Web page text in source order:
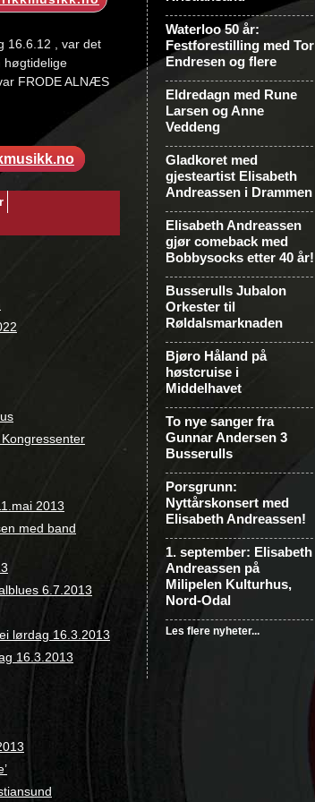
16.6.12 , var det
høgtidelige
FRODE ALNÆS
2013
med band
6.7.2013
lørdag 16.3.2013
16.3.2013
Waterloo 50 år:
Festforestilling med Tor
Endresen og flere
Eldredagn med Rune
Larsen og Anne
Veddeng
Gladkoret med
gjesteartist Elisabeth
Andreassen i Drammen
Elisabeth Andreassen
gjør comeback med
Bobbysocks etter 40 år!
Busserulls Jubalon
Orkester til
Røldalsmarknaden
Bjøro Håland på
høstcruise i
Middelhavet
To nye sanger fra
Gunnar Andersen 3
Busserulls
Porsgrunn:
Nyttårskonsert med
Elisabeth Andreassen!
1. september: Elisabeth
Andreassen på
Milipelen Kulturhus,
Nord-Odal
Les flere nyheter...